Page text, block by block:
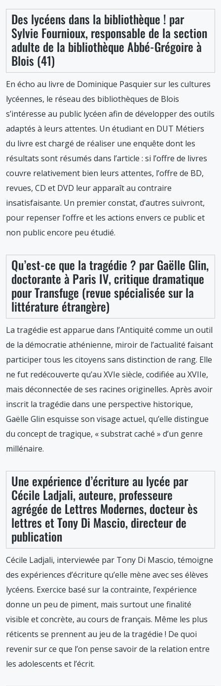
Des lycéens dans la bibliothèque ! par
Sylvie Fournioux, responsable de la section
adulte de la bibliothèque Abbé-Grégoire à
Blois (41)
En écho au livre de Dominique Pasquier sur les cultures
lycéennes, le réseau des bibliothèques de Blois
s’intéresse au public lycéen afin de développer des outils
adaptés à leurs attentes. Un étudiant en DUT Métiers
du livre est chargé de réaliser une enquête dont les
résultats sont résumés dans l’article : si l’offre de livres
couvre relativement bien leurs attentes, l’offre de BD,
revues, CD et DVD leur apparaît au contraire
insatisfaisante. Un premier constat, d’autres suivront,
pour repenser l’offre et les actions envers ce public et
non public encore peu étudié.
Qu’est-ce que la tragédie ? par Gaëlle Glin,
doctorante à Paris IV, critique dramatique
pour Transfuge (revue spécialisée sur la
littérature étrangère)
La tragédie est apparue dans l’Antiquité comme un outil
de la démocratie athénienne, miroir de l’actualité faisant
participer tous les citoyens sans distinction de rang. Elle
ne fut redécouverte qu’au XVIe siècle, codifiée au XVIIe,
mais déconnectée de ses racines originelles. Après avoir
inscrit la tragédie dans une perspective historique,
Gaëlle Glin esquisse son visage actuel, qu’elle distingue
du concept de tragique, « substrat caché » d’un genre
millénaire.
Une expérience d’écriture au lycée par
Cécile Ladjali, auteure, professeure
agrégée de Lettres Modernes, docteur ès
lettres et Tony Di Mascio, directeur de
publication
Cécile Ladjali, interviewée par Tony Di Mascio, témoigne
des expériences d’écriture qu’elle mène avec ses élèves
lycéens. Exercice basé sur la contrainte, l’expérience
donne un peu de piment, mais surtout une finalité
visible et concrète, au cours de français. Même les plus
réticents se prennent au jeu de la tragédie ! De quoi
revenir sur ce que l’on pense savoir de la relation entre
les adolescents et l’écrit.